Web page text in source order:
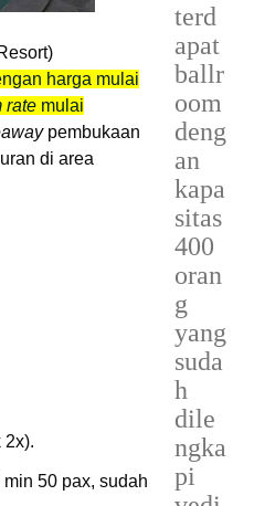
harga mulai
rate mulai
pembukaan
di area
2x).
50 pax, sudah
terd
apat
ballr
oom
deng
an
kapa
sitas
400
oran
g
yang
suda
h
dile
ngka
pi